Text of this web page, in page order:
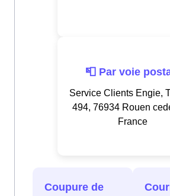
📮 Par voie
Service Clients Engie,
494, 76934 Rouen
France
Coupure de